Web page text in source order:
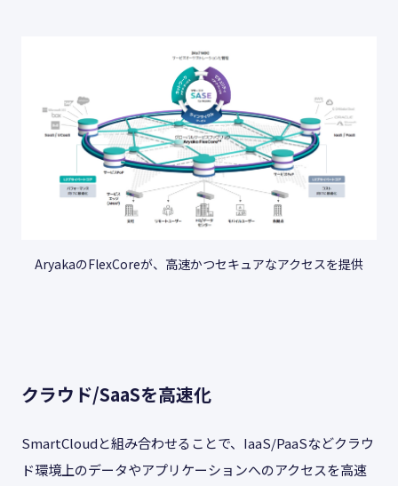
AryakaのFlexCoreが、高速かつセキュアなアクセスを提供
クラウド/SaaSを高速化
SmartCloudと組み合わせることで、IaaS/PaaSなどクラウ
ド環境上のデータやアプリケーションへのアクセスを高速